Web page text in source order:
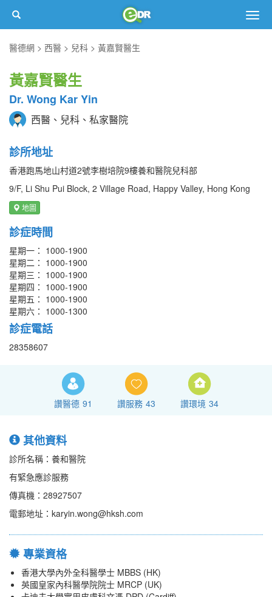
醫德網
西醫 兒科 黃嘉賢醫生
黃嘉賢醫生
Dr. Wong Kar Yin
西醫、兒科、私家醫院
診所地址
香港跑馬地山村道2號李樹培院9樓養和醫院兒科部
9/F, Li Shu Pui Block, 2 Village Road, Happy Valley, Hong Kong
地圖
診症時間
星期一： 1000-1900
星期二： 1000-1900
星期三： 1000-1900
星期四： 1000-1900
星期五： 1000-1900
星期六： 1000-1300
診症電話
28358607
讚醫德 91 讚服務 43 讚環境 34
其他資料
診所名稱：養和醫院
有緊急應診服務
傳真機：28927507
電郵地址：karyin.wong@hksh.com
專業資格
香港大學內外全科醫學士 MBBS (HK)
英國皇家內科醫學院院士 MRCP (UK)